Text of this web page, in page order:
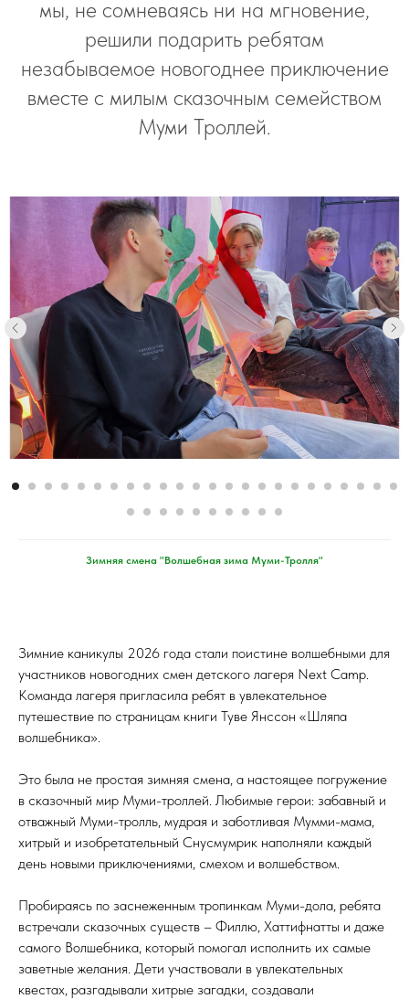
мы, не сомневаясь ни на мгновение,
решили подарить ребятам
незабываемое новогоднее приключение
вместе с милым сказочным семейством
Муми Троллей.
Зимняя смена "Волшебная зима Муми-Тролля"
Зимние каникулы 2026 года стали поистине волшебными для
участников новогодних смен детского лагеря Next Camp.
Команда лагеря пригласила ребят в увлекательное
путешествие по страницам книги Туве Янссон «Шляпа
волшебника».
Это была не простая зимняя смена, а настоящее погружение
в сказочный мир Муми-троллей. Любимые герои: забавный и
отважный Муми-тролль, мудрая и заботливая Мумми-мама,
хитрый и изобретательный Снусмумрик наполняли каждый
день новыми приключениями, смехом и волшебством.
Пробираясь по заснеженным тропинкам Муми-дола, ребята
встречали сказочных существ – Филлю, Хаттифнатты и даже
самого Волшебника, который помогал исполнить их самые
заветные желания. Дети участвовали в увлекательных
квестах, разгадывали хитрые загадки, создавали